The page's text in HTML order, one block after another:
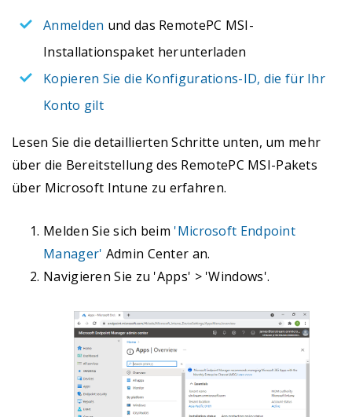
Anmelden und das RemotePC MSI-
Installationspaket herunterladen
Kopieren Sie die Konfigurations-ID, die für Ihr
Konto gilt
Lesen Sie die detaillierten Schritte unten, um mehr
über die Bereitstellung des RemotePC MSI-Pakets
über Microsoft Intune zu erfahren.
Melden Sie sich beim 'Microsoft Endpoint
Manager' Admin Center an.
Navigieren Sie zu 'Apps' > 'Windows'.